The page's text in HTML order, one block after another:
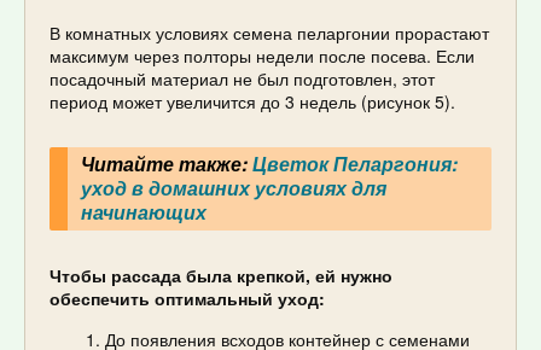
В комнатных условиях семена пеларгонии прорастают
максимум через полторы недели после посева. Если
посадочный материал не был подготовлен, этот
период может увеличится до 3 недель (рисунок 5).
Читайте также:Цветок Пеларгония:
уход в домашних условиях для
начинающих
Чтобы рассада была крепкой, ей нужно
обеспечить оптимальный уход:
До появления всходов контейнер с семенами